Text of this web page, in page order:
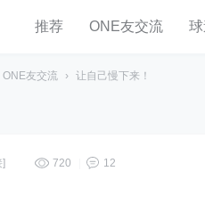
推荐 ONE友交流
ONE友交流 › 让自己慢下来！
] 720 12